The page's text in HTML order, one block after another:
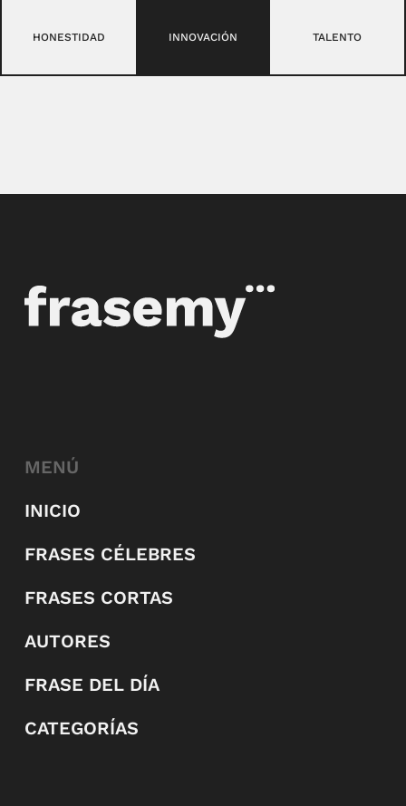
HONESTIDAD INNOVACIÓN TALENTO
MENÚ
INICIO
FRASES CÉLEBRES
FRASES CORTAS
AUTORES
FRASE DEL DÍA
CATEGORÍAS